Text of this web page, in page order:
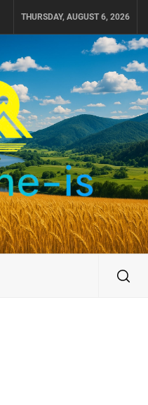
THURSDAY, AUGUST 6, 2026